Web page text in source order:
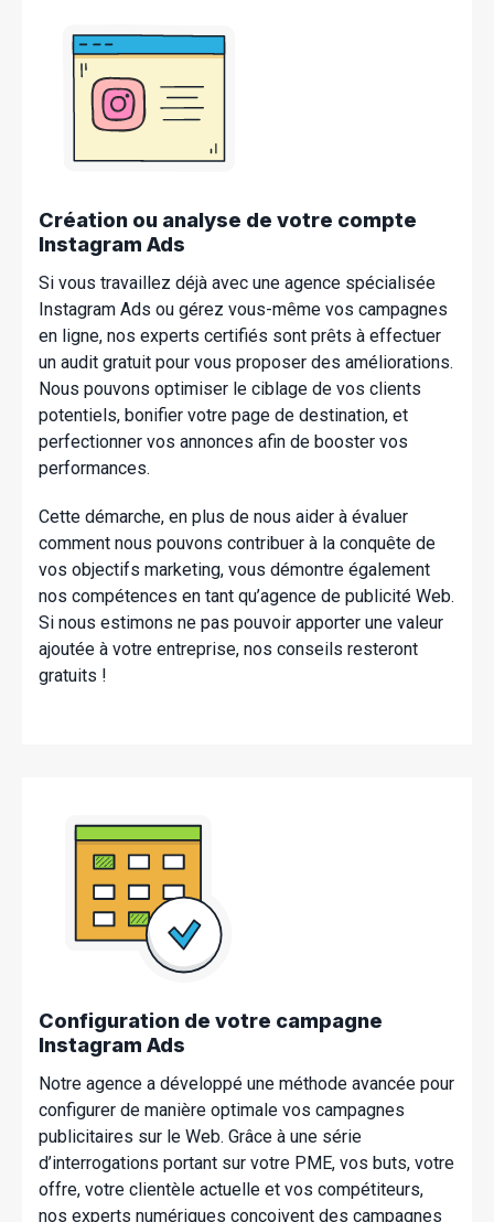
Création ou analyse de votre compte
Instagram Ads
Si vous travaillez déjà avec une agence spécialisée
Instagram Ads ou gérez vous-même vos campagnes
en ligne, nos experts certifiés sont prêts à effectuer
un audit gratuit pour vous proposer des améliorations.
Nous pouvons optimiser le ciblage de vos clients
potentiels, bonifier votre page de destination, et
perfectionner vos annonces afin de booster vos
performances.
Cette démarche, en plus de nous aider à évaluer
comment nous pouvons contribuer à la conquête de
vos objectifs marketing, vous démontre également
nos compétences en tant qu’agence de publicité Web.
Si nous estimons ne pas pouvoir apporter une valeur
ajoutée à votre entreprise, nos conseils resteront
gratuits !
Configuration de votre campagne
Instagram Ads
Notre agence a développé une méthode avancée pour
configurer de manière optimale vos campagnes
publicitaires sur le Web. Grâce à une série
d’interrogations portant sur votre PME, vos buts, votre
offre, votre clientèle actuelle et vos compétiteurs,
nos experts numériques conçoivent des campagnes